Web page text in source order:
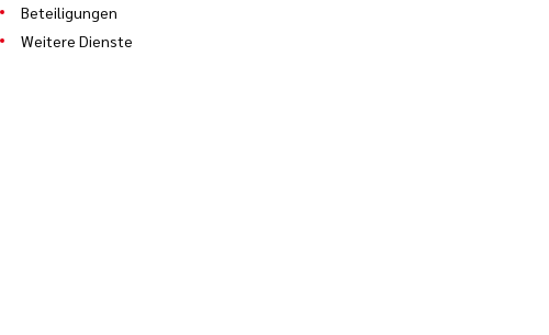
Beteiligungen
Weitere Dienste